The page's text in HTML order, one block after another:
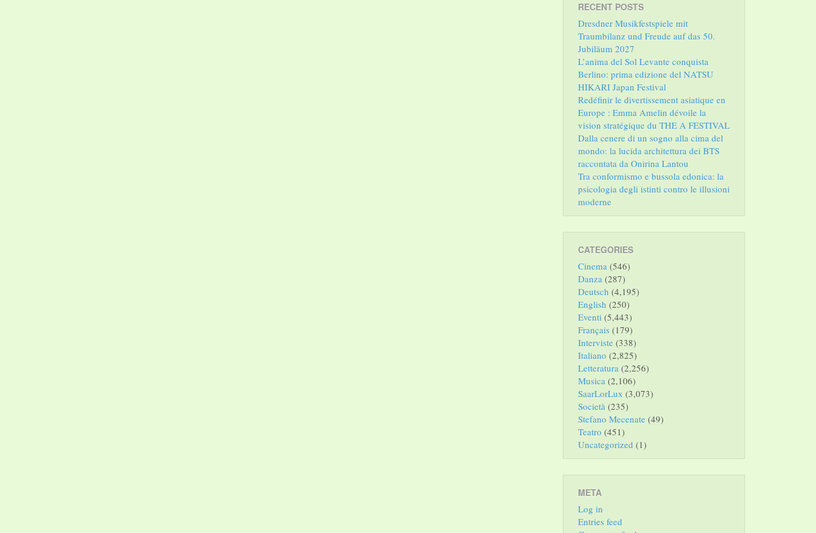
RECENT POSTS
Dresdner Musikfestspiele mit
Traumbilanz und Freude auf das 50.
Jubiläum 2027
L’anima del Sol Levante conquista
Berlino: prima edizione del NATSU
HIKARI Japan Festival
Redéfinir le divertissement asiatique en
Europe : Emma Amelin dévoile la
vision stratégique du THE A FESTIVAL
Dalla cenere di un sogno alla cima del
mondo: la lucida architettura dei BTS
raccontata da Onirina Lantou
Tra conformismo e bussola edonica: la
psicologia degli istinti contro le illusioni
moderne
CATEGORIES
Cinema (546)
Danza (287)
Deutsch (4,195)
English (250)
Eventi (5,443)
Français (179)
Interviste (338)
Italiano (2,825)
Letteratura (2,256)
Musica (2,106)
SaarLorLux (3,073)
Società (235)
Stefano Mecenate (49)
Teatro (451)
Uncategorized (1)
META
Log in
Entries feed